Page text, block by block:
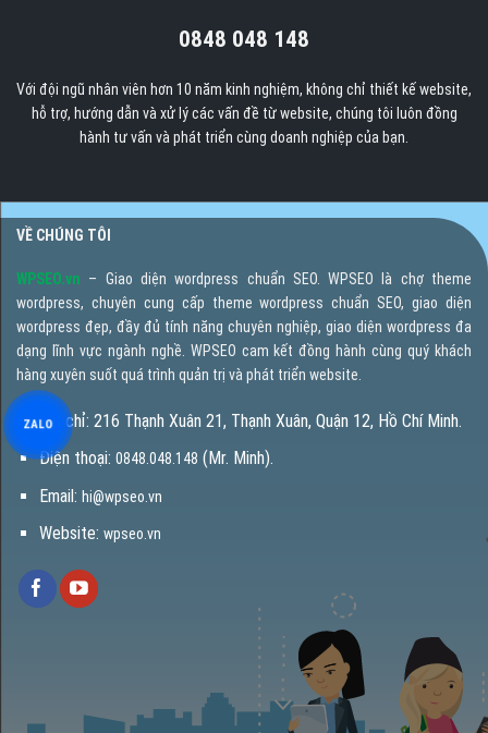
0848 048 148
Với đội ngũ nhân viên hơn 10 năm kinh nghiệm, không chỉ thiết kế website,
hỗ trợ, hướng dẫn và xử lý các vấn đề từ website, chúng tôi luôn đồng
hành tư vấn và phát triển cùng doanh nghiệp của bạn.
VỀ CHÚNG TÔI
WPSEO.vn – Giao diện wordpress chuẩn SEO. WPSEO là chợ theme
wordpress, chuyên cung cấp theme wordpress chuẩn SEO, giao diện
wordpress đẹp, đầy đủ tính năng chuyên nghiệp, giao diện wordpress đa
dạng lĩnh vực ngành nghề. WPSEO cam kết đồng hành cùng quý khách
hàng xuyên suốt quá trình quản trị và phát triển website.
Địa chỉ: 216 Thạnh Xuân 21, Thạnh Xuân, Quận 12, Hồ Chí Minh.
Điện thoại: 0848.048.148 (Mr. Minh).
Email: hi@wpseo.vn
Website: wpseo.vn
ZALO